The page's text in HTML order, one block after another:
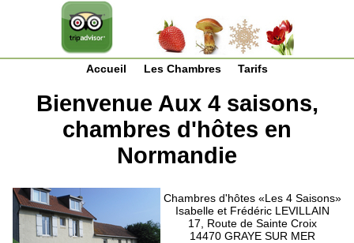
Accueil Les Chambres Tarifs
Bienvenue Aux 4 saisons,
chambres d'hôtes en
Normandie
Chambres d'hôtes «Les 4 Saisons»
Isabelle et Frédéric LEVILLAIN
17, Route de Sainte Croix
14470 GRAYE SUR MER